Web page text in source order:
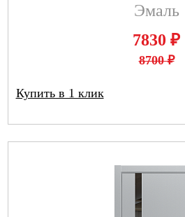
Эмаль
7830 ₽
8700 ₽
Купить в 1 клик